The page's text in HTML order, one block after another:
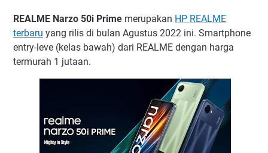
REALME Narzo 50i Prime merupakan HP REALME
terbaru yang rilis di bulan Agustus 2022 ini. Smartphone
entry-leve (kelas bawah) dari REALME dengan harga
termurah 1 jutaan.